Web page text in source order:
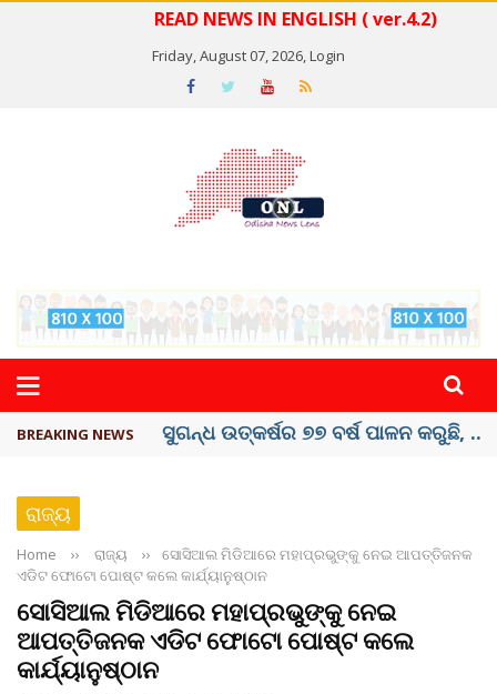
READ NEWS IN ENGLISH ( ver.4.2)
Friday, August 07, 2026,Login
BREAKING NEWS ୟୁପିଆଇ ଓ ଅନ୍ୟାନ୍ୟ ଡିଜିଟାଲ୍ ନେଣଦେଣ ...
ରାଜ୍ୟ
Home ›› ରାଜ୍ୟ ››
ସୋସିଆଲ ମିଡିଆରେ ମହାପ୍ରଭୁଙ୍କୁ ନେଇ ଆପତ୍ତିଜନକ
ଏଡିଟ ଫୋଟୋ ପୋଷ୍ଟ କଲେ କାର୍ଯ୍ୟାନୁଷ୍ଠାନ
ସୋସିଆଲ ମିଡିଆରେ ମହାପ୍ରଭୁଙ୍କୁ ନେଇ
ଆପତ୍ତିଜନକ ଏଡିଟ ଫୋଟୋ ପୋଷ୍ଟ କଲେ
କାର୍ଯ୍ୟାନୁଷ୍ଠାନ